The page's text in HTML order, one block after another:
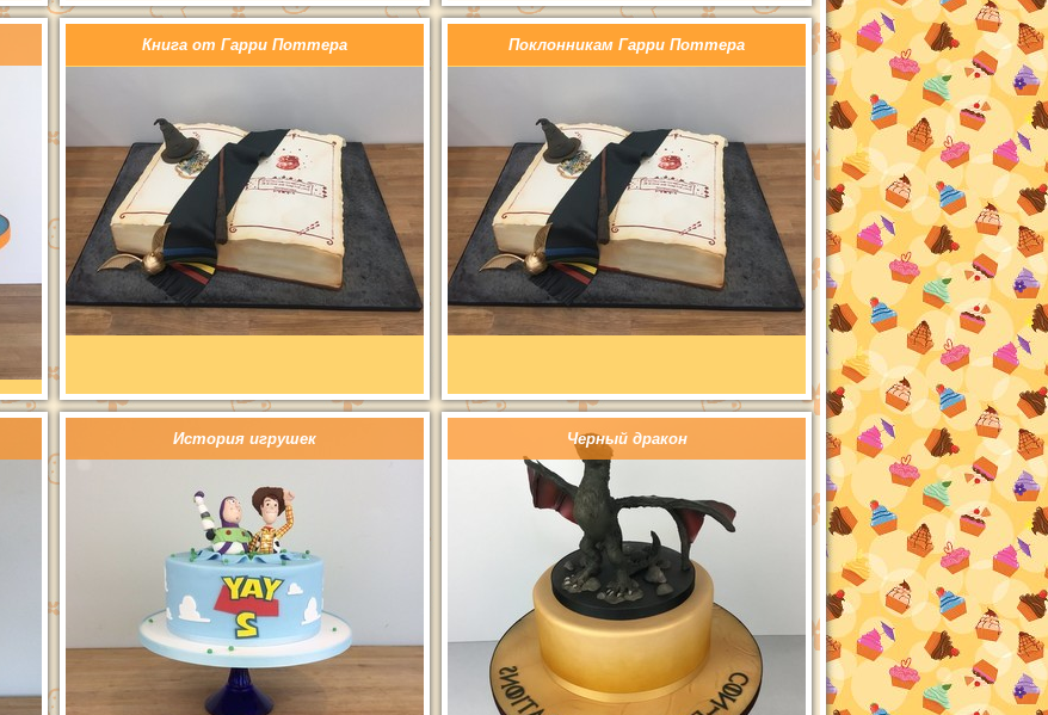
Книга от Гарри Поттера Поклонникам Гарри Поттера
История игрушек Черный дракон